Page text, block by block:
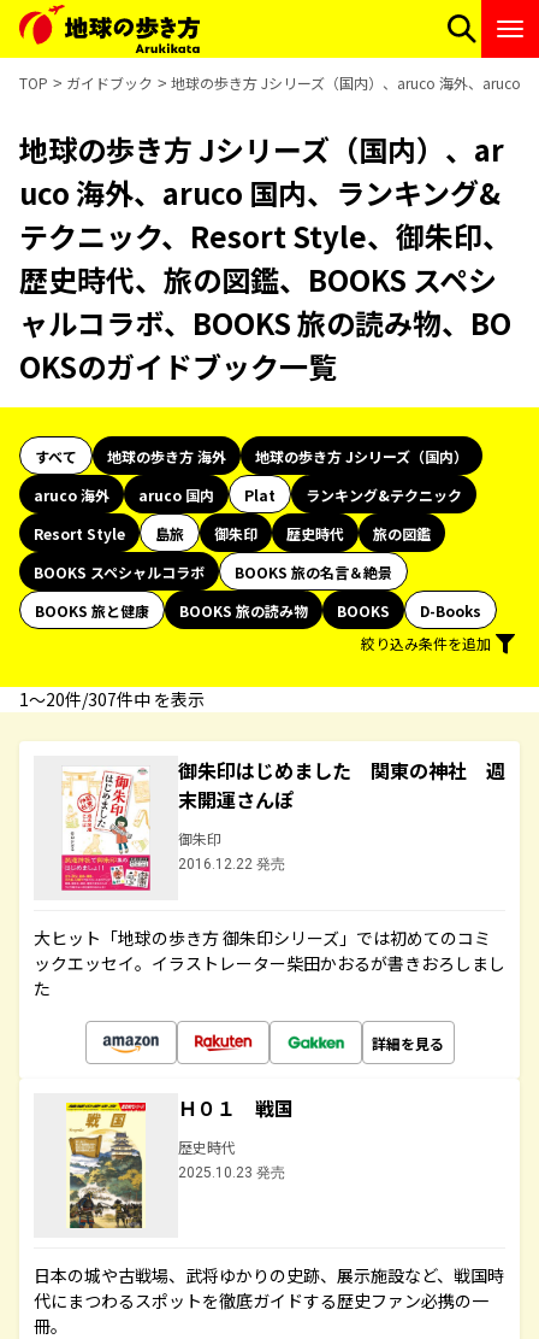
TOP ガイドブック 地球の歩き方 Jシリーズ（国内）、aruco 海外、aruco
地球の歩き方 Jシリーズ（国内）、ar
uco 海外、aruco 国内、ランキング&
テクニック、Resort Style、御朱印、
歴史時代、旅の図鑑、BOOKS スペシ
ャルコラボ、BOOKS 旅の読み物、BO
OKSのガイドブック一覧
すべて 地球の歩き方 海外
地球の歩き方 Jシリーズ（国内）
aruco 海外
aruco 国内 Plat
ランキング&テクニック
Resort Style
島旅 御朱印 歴史時代
旅の図鑑
BOOKS スペシャルコラボ
BOOKS 旅の名言＆絶景
BOOKS 旅と健康
BOOKS 旅の読み物 BOOKS
D-Books
絞り込み条件を追加
1〜20件/307件中 を表示
御朱印はじめました 関東の神社 週
末開運さんぽ
御朱印
2016.12.22 発売
大ヒット「地球の歩き方 御朱印シリーズ」では初めてのコミ
ックエッセイ。イラストレーター柴田かおるが書きおろしまし
た
詳細を見る
Ｈ０１ 戦国
歴史時代
2025.10.23 発売
日本の城や古戦場、武将ゆかりの史跡、展示施設など、戦国時
代にまつわるスポットを徹底ガイドする歴史ファン必携の一
冊。